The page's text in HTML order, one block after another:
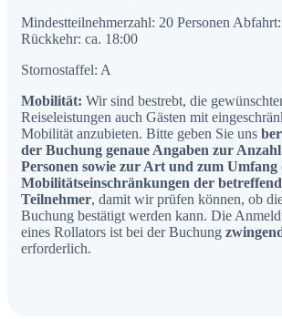
Mindestteilnehmerzahl: 20 Personen
Rückkehr: ca. 18:00
Stornostaffel: A
Mobilität: Wir sind bestrebt, die
Reiseleistungen auch Gästen mit
Mobilität anzubieten. Bitte geben Sie uns
der Buchung genaue Angaben zur
Personen sowie zur Art und zum Umfang
Mobilitätseinschränkungen der
Teilnehmer, damit wir prüfen können, ob
Buchung bestätigt werden kann. Die
eines Rollators ist bei der Buchung
erforderlich.